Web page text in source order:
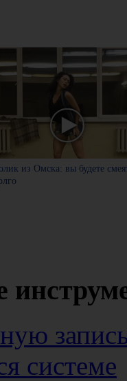
из Омска: вы будете
системе